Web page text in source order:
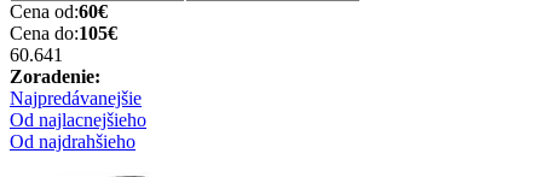
Cena od:60€
Cena do:105€
60.641
Zoradenie:
Najpredávanejšie
Od najlacnejšieho
Od najdrahšieho